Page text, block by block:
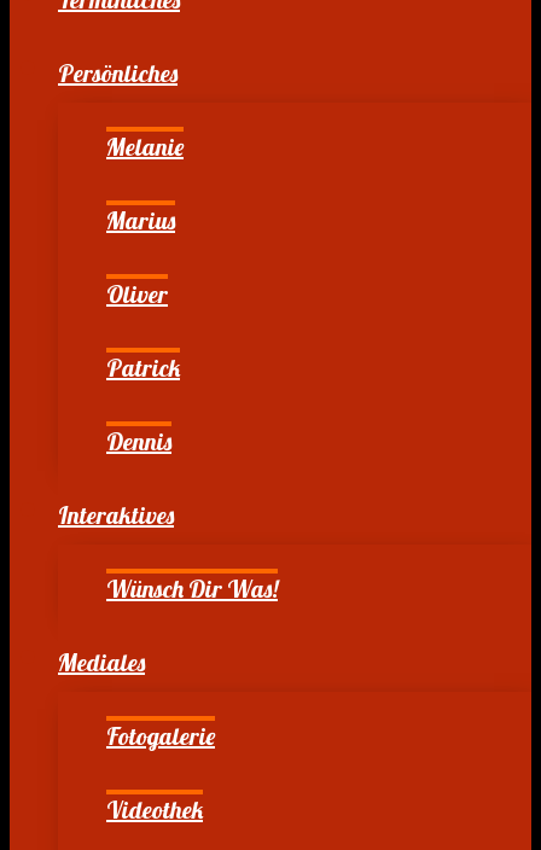
Persönliches
Melanie
Marius
Oliver
Patrick
Dennis
Interaktives
Wünsch Dir Was!
Mediales
Fotogalerie
Videothek